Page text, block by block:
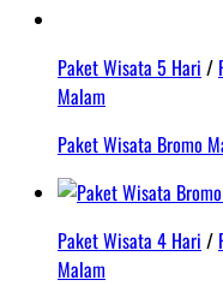
Paket Wisata 5 Hari /
Malam
Paket Wisata Bromo
Paket Wisata 4 Hari /
Malam